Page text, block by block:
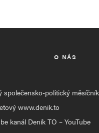
O NÁS
společensko-politický
www.denik.to
kanál Deník TO – YouTube